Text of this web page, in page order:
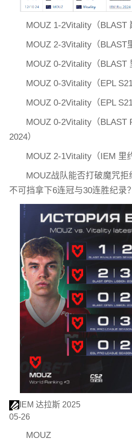
MOUZ 1-2Vitality（BLAST
MOUZ 2-3Vitality（BLAST
MOUZ 0-2Vitality（BLAST
MOUZ 0-3Vitality（EPL S21
MOUZ 0-2Vitality（EPL S21
MOUZ 0-2Vitality（BLAST
2024）
MOUZ 2-1Vitality（IEM 里
MOUZ战队能否打破魔咒
不可挡拿下6连冠与30连胜纪录
IEM 达拉斯 2025
05-26
MOUZ